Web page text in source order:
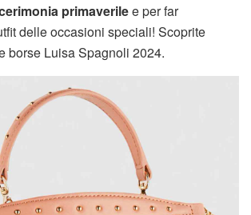
primaverilee per far
delle occasioni speciali! Scoprite
borse Luisa Spagnoli 2024.